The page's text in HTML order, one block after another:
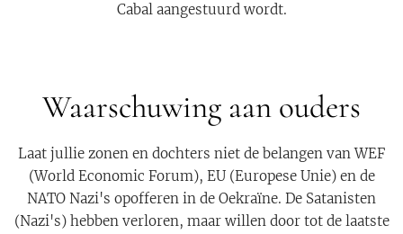
Cabal aangestuurd wordt.
Waarschuwing aan ouders
Laat jullie zonen en dochters niet de belangen van WEF
(World Economic Forum), EU (Europese Unie) en de
NATO Nazi's opofferen in de Oekraïne. De Satanisten
(Nazi's) hebben verloren, maar willen door tot de laatste